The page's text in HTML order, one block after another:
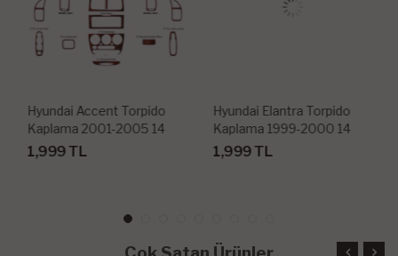
Hyundai Accent Torpido
Kaplama 2001-2005 14
Parça
1,999 TL
Hyundai Elantra Torpido
Kaplama 1999-2000 14
Parça
1,999 TL